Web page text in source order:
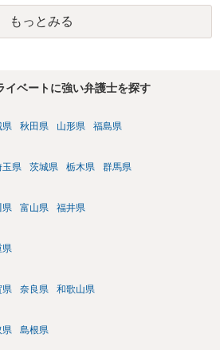
延する可能性がございます。 また、本件
の保存期間の問題もございます。 開示請
、それだけでは足りず、実務を踏まえた
もっとみる
イベートに強い弁護士を探す
県 秋田県 山形県 福島県
玉県 茨城県 栃木県 群馬県
県 富山県 福井県
県
県 奈良県 和歌山県
県 島根県